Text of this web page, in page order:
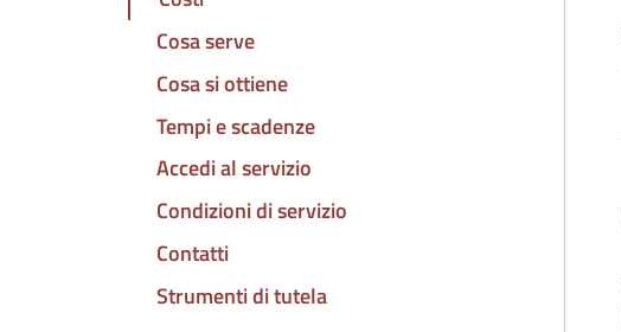
Cosa serve
Cosa si ottiene
Tempi e scadenze
Accedi al servizio
Condizioni di servizio
Contatti
Strumenti di tutela